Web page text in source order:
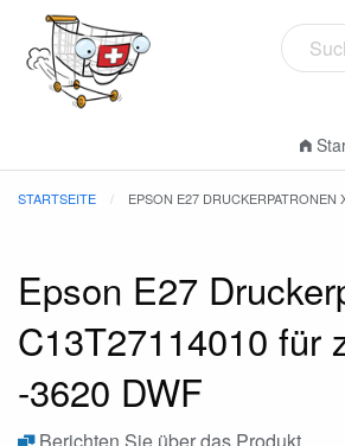
STARTSEITE EPSON E27
Epson E27
C13T27114010 für
-3620 DWF
Berichten Sie über das Produkt